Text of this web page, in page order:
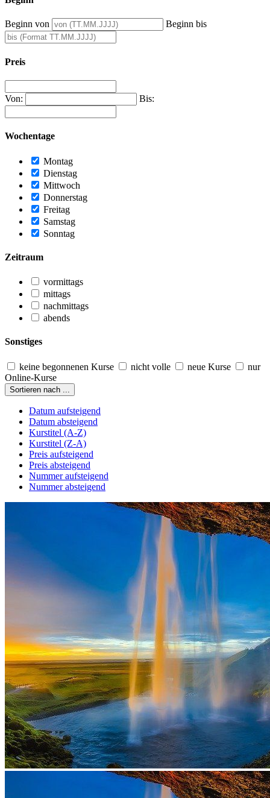
Beginn von Beginn bis
Preis
Von: Bis:
Wochentage
Montag
Dienstag
Mittwoch
Donnerstag
Freitag
Samstag
Sonntag
Zeitraum
vormittags
mittags
nachmittags
abends
Sonstiges
keine begonnenen Kurse nicht volle neue Kurse
nur
Online-Kurse
Sortieren nach ...
Datum aufsteigend
Datum absteigend
Kurstitel (A-Z)
Kurstitel (Z-A)
Preis aufsteigend
Preis absteigend
Nummer aufsteigend
Nummer absteigend